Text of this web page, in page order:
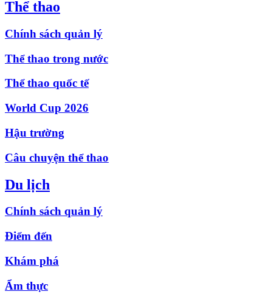
Thể thao
Chính sách quản lý
Thể thao trong nước
Thể thao quốc tế
World Cup 2026
Hậu trường
Câu chuyện thể thao
Du lịch
Chính sách quản lý
Điểm đến
Khám phá
Ẩm thực